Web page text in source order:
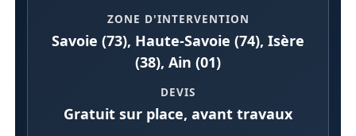
ZONE D'INTERVENTION
Savoie (73), Haute-Savoie (74), Isère
(38), Ain (01)
DEVIS
Gratuit sur place, avant travaux